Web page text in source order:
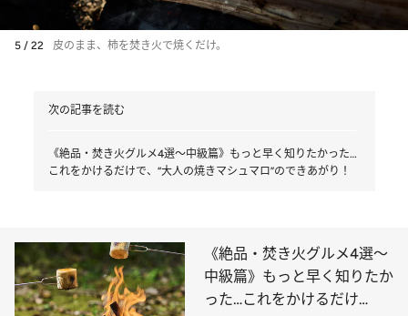
5 / 22 皮のまま、柿を焚き火で焼くだけ。
次の記事を読む
《絶品・焚き火グルメ4選～中級篇》もっと早く知りたかった…
これをかけるだけで、“大人の焼きマシュマロ”のできあがり！
《絶品・焚き火グルメ4選～
中級篇》もっと早く知りたか
った…これをかけるだけ